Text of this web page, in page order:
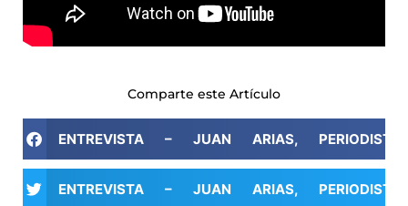
Comparte este Artículo
ENTREVISTA – JUAN ARIAS,
ENTREVISTA – JUAN ARIAS,